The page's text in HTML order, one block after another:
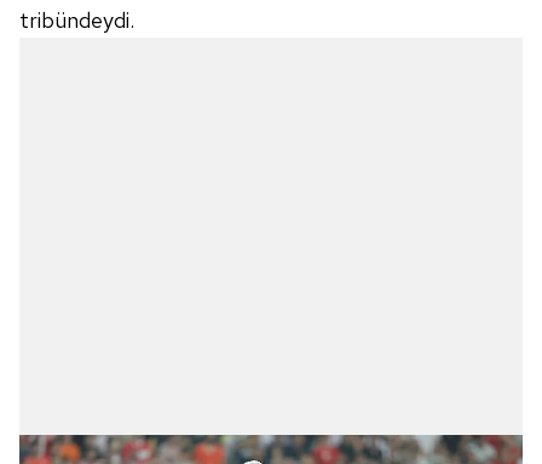
tribündeydi.